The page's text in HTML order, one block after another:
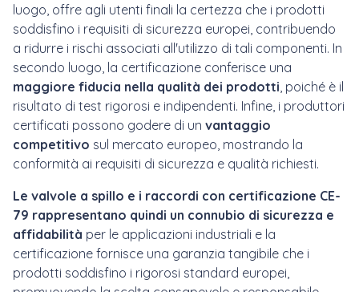
luogo, offre agli utenti finali la certezza che i prodotti
soddisfino i requisiti di sicurezza europei, contribuendo
a ridurre i rischi associati all'utilizzo di tali componenti. In
secondo luogo, la certificazione conferisce una
maggiore fiducia nella qualità dei prodotti, poiché è il
risultato di test rigorosi e indipendenti. Infine, i produttori
certificati possono godere di un vantaggio
competitivo sul mercato europeo, mostrando la
conformità ai requisiti di sicurezza e qualità richiesti.
Le valvole a spillo e i raccordi con certificazione CE-
79 rappresentano quindi un connubio di sicurezza e
affidabilità per le applicazioni industriali e la
certificazione fornisce una garanzia tangibile che i
prodotti soddisfino i rigorosi standard europei,